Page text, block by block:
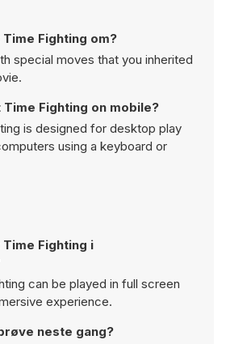
Fighting om?
special moves that you inherited
Time Fighting on mobile?
is designed for desktop play
using a keyboard or
Fighting i
can be played in full screen
experience.
neste gang?